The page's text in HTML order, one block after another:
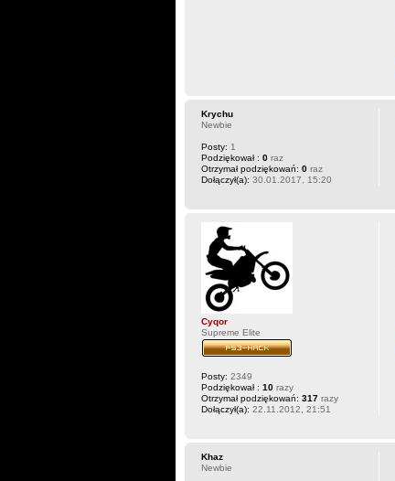
Krychu
Newbie
Posty: 1
Podziękował : 0 raz
Otrzymał podziękowań: 0 raz
Dołączył(a): 30.01.2017, 15:20
Cyqor
Supreme Elite
Posty: 2349
Podziękował : 10 razy
Otrzymał podziękowań: 317 razy
Dołączył(a): 22.11.2012, 21:51
Khaz
Newbie